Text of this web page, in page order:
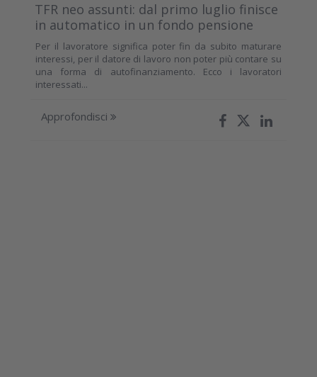
TFR neo assunti: dal primo luglio finisce
in automatico in un fondo pensione
Per il lavoratore significa poter fin da subito maturare
interessi, per il datore di lavoro non poter più contare su
una forma di autofinanziamento. Ecco i lavoratori
interessati...
Approfondisci